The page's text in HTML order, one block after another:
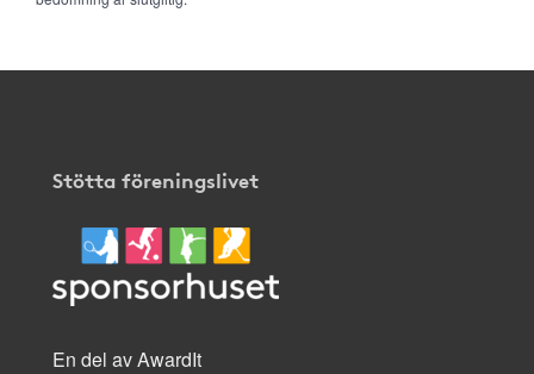
Stötta föreningslivet
En del av AwardIt